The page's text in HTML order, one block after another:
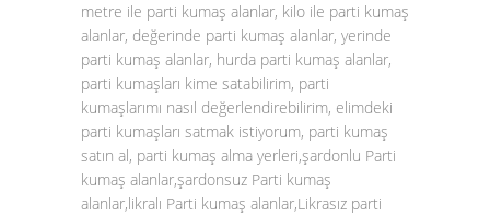
metre ile parti kumaş alanlar, kilo ile parti kumaş
alanlar, değerinde parti kumaş alanlar, yerinde
parti kumaş alanlar, hurda parti kumaş alanlar,
parti kumaşları kime satabilirim, parti
kumaşlarımı nasıl değerlendirebilirim, elimdeki
parti kumaşları satmak istiyorum, parti kumaş
satın al, parti kumaş alma yerleri,şardonlu Parti
kumaş alanlar,şardonsuz Parti kumaş
alanlar,likralı Parti kumaş alanlar,Likrasız parti